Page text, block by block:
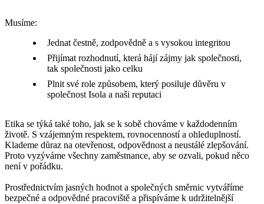
Musíme:
Jednat čestně, zodpovědně a s vysokou integritou
Přijímat rozhodnutí, která hájí zájmy jak společnosti,
tak společnosti jako celku
Plnit své role způsobem, který posiluje důvěru v
společnost Isola a naši reputaci
Etika se týká také toho, jak se k sobě chováme v každodenním
životě. S vzájemným respektem, rovnocenností a ohleduplností.
Klademe důraz na otevřenost, odpovědnost a neustálé zlepšování.
Proto vyzýváme všechny zaměstnance, aby se ozvali, pokud něco
není v pořádku.
Prostřednictvím jasných hodnot a společných směrnic vytváříme
bezpečné a odpovědné pracoviště a přispíváme k udržitelnější